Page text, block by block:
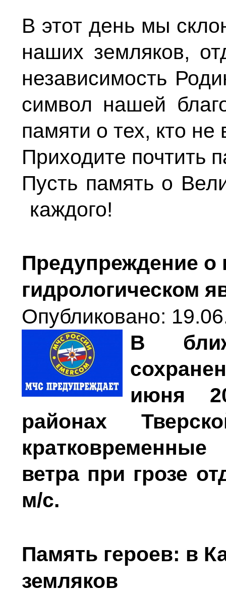
В этот день мы
наших земляков,
независимость
символ нашей
памяти о тех, кто
Приходите почтить
Пусть память о
каждого!
Предупреждение о
гидрологическом
Опубликовано:
В
июня
районах
ветра при грозе
м/с.
Память героев: в
земляков